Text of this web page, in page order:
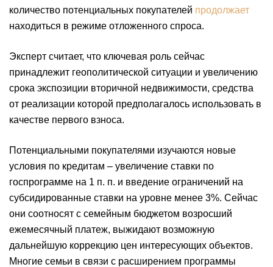
количество потенциальных покупателей продолжает
находиться в режиме отложенного спроса.
Эксперт считает, что ключевая роль сейчас
принадлежит геополитической ситуации и увеличению
срока экспозиции вторичной недвижимости, средства
от реализации которой предполагалось использовать в
качестве первого взноса.
Потенциальными покупателями изучаются новые
условия по кредитам – увеличение ставки по
госпрограмме на 1 п. п. и введение ограничений на
субсидированные ставки на уровне менее 3%. Сейчас
они соотносят с семейным бюджетом возросший
ежемесячный платеж, выжидают возможную
дальнейшую коррекцию цен интересующих объектов.
Многие семьи в связи с расширением программы